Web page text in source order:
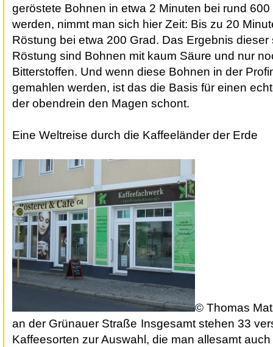
geröstete Bohnen in etwa 2 Minuten bei rund 600
werden, nimmt man sich hier Zeit: Bis zu 20
Röstung bei etwa 200 Grad. Das Ergebnis
Röstung sind Bohnen mit kaum Säure und nur
Bitterstoffen. Und wenn diese Bohnen in der
gemahlen werden, ist das die Basis für einen
der obendrein den Magen schont.
Eine Weltreise durch die Kaffeeländer der Erde
© Thomas
an der Grünauer Straße Insgesamt stehen 33
Kaffeesorten zur Auswahl, die man allesamt